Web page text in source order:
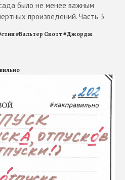
было не менее важным
произведений. Часть 3
#Вальтер Скотт#Джордж